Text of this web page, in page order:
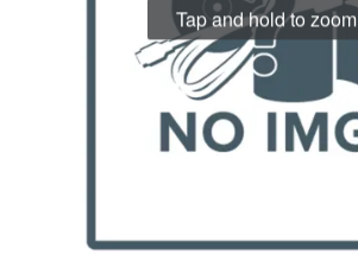
Tap and hold to zoom